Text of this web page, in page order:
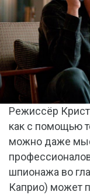
Режиссёр
как с помощью
можно даже
шпионажа во
Каприо) может